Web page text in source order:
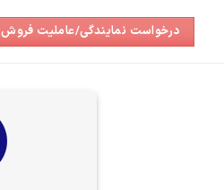
درخواست نمایندگی/عاملیت فروش